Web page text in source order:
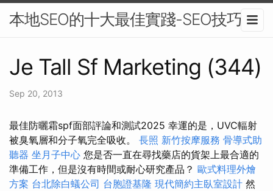
本地SEO的十大最佳實踐-SEO技巧
Je Tall Sf Marketing (344)
Sep 20, 2013
最佳防曬霜spf面部評論和測試2025 幸運的是，UVC輻射
被臭氧層和分子氧完全吸收。 長照 新竹按摩服務 骨導式助
聽器 坐月子中心 您是否一直在尋找藥店的貨架上最合適的
準備工作，但是沒有時間或耐心研究產品？ 歐式料理外燴
方案 台北除白蟻公司 台胞證基隆 現代簡約主臥室設計 然